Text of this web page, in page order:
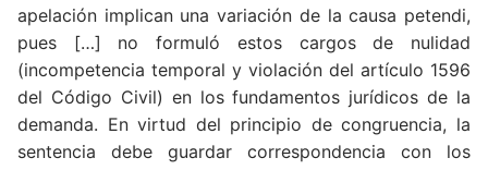
apelación implican una variación de la causa petendi,
pues […] no formuló estos cargos de nulidad
(incompetencia temporal y violación del artículo 1596
del Código Civil) en los fundamentos jurídicos de la
demanda. En virtud del principio de congruencia, la
sentencia debe guardar correspondencia con los